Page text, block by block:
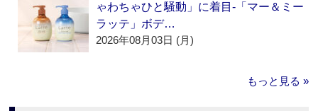
ゃわちゃひと騒動」に着目‐「マー＆ミー
ラッテ」ボデ…
2026年08月03日 (月)
もっと見る »